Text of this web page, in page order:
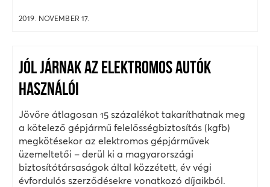
2019. NOVEMBER 17.
JÓL JÁRNAK AZ ELEKTROMOS AUTÓK
HASZNÁLÓI
Jövőre átlagosan 15 százalékot takaríthatnak meg
a kötelező gépjármű felelősségbiztosítás (kgfb)
megkötésekor az elektromos gépjárművek
üzemeltetői – derül ki a magyarországi
biztosítótársaságok által közzétett, év végi
évfordulós szerződésekre vonatkozó díjaikból.